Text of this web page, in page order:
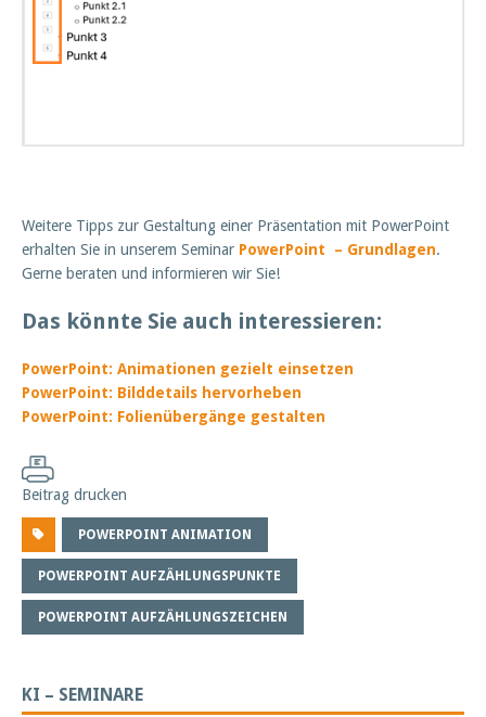
Weitere Tipps zur Gestaltung einer Präsentation mit PowerPoint
erhalten Sie in unserem Seminar PowerPoint – Grundlagen.
Gerne beraten und informieren wir Sie!
Das könnte Sie auch interessieren:
PowerPoint: Animationen gezielt einsetzen
PowerPoint: Bilddetails hervorheben
PowerPoint: Folienübergänge gestalten
Beitrag drucken
POWERPOINT ANIMATION
POWERPOINT AUFZÄHLUNGSPUNKTE
POWERPOINT AUFZÄHLUNGSZEICHEN
KI – SEMINARE